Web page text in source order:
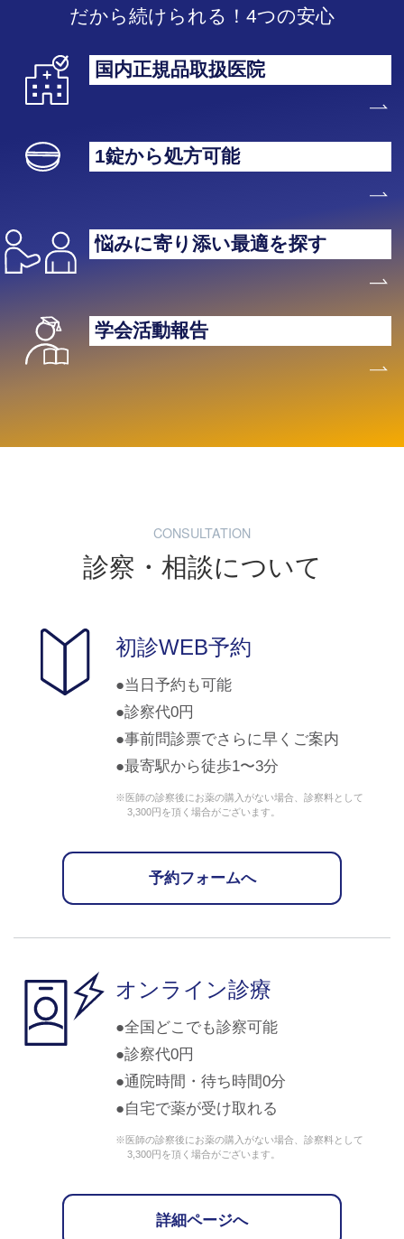
だから続けられる！4つの安心
国内正規品取扱医院
1錠から処方可能
悩みに寄り添い最適を探す
学会活動報告
CONSULTATION
診察・相談について
初診WEB予約
当日予約も可能
診察代0円
事前問診票でさらに早くご案内
最寄駅から徒歩1〜3分
※医師の診察後にお薬の購入がない場合、診察料として
3,300円を頂く場合がございます。
予約フォームへ
オンライン診療
全国どこでも診察可能
診察代0円
通院時間・待ち時間0分
自宅で薬が受け取れる
※医師の診察後にお薬の購入がない場合、診察料として
3,300円を頂く場合がございます。
詳細ページへ